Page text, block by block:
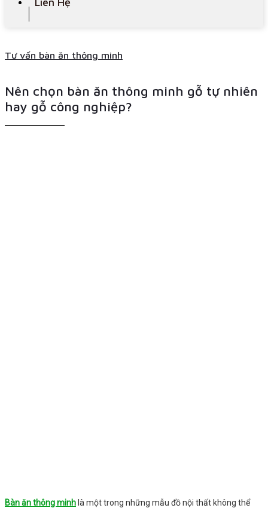
Tư vấn bàn ăn thông minh
Nên chọn bàn ăn thông minh gỗ tự nhiên
hay gỗ công nghiệp?
Bàn ăn thông minh là một trong những mẫu đồ nội thất không thể